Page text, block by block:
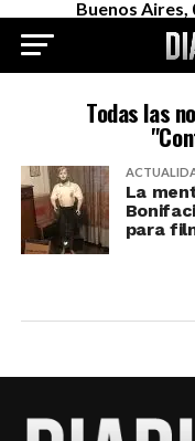
Buenos Aires,
Todas las
La
para